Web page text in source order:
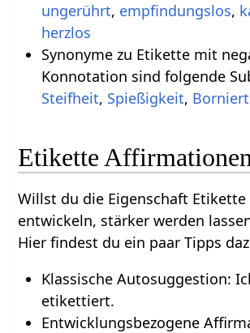
ungerührt, empfindungslos,
herzlos
Synonyme zu Etikette mit
Konnotation sind folgende
Steifheit, Spießigkeit,
Etikette Affirmationen
Willst du die Eigenschaft
entwickeln, stärker werden
Hier findest du ein paar Tipps
Klassische Autosuggestion:
etikettiert.
Entwicklungsbezogene